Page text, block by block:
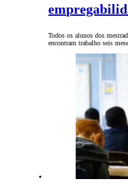
Todos os alunos dos
encontram trabalho seis